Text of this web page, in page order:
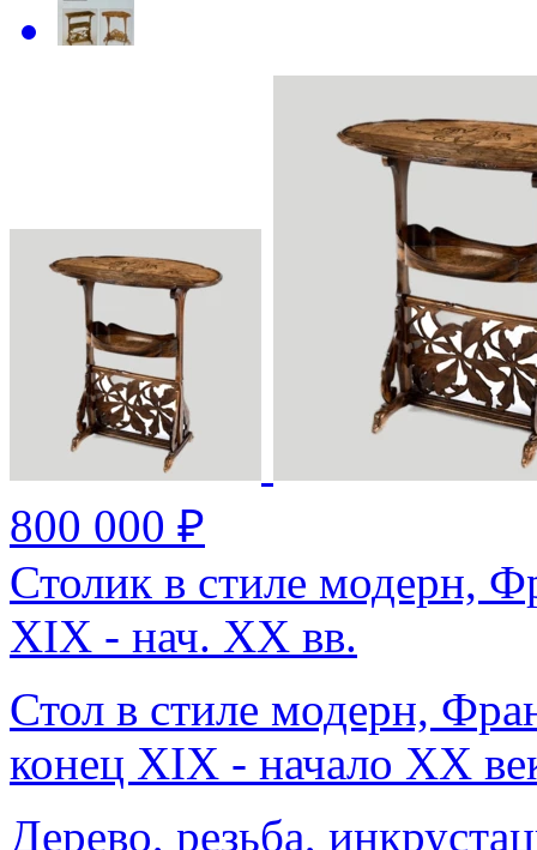
800 000 ₽
Столик в стиле модерн,
XIX - нач. XX вв.
Стол в стиле модерн,
конец XIX - начало XX
Дерево, резьба,